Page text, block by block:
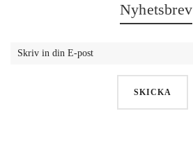
Nyhetsbrev